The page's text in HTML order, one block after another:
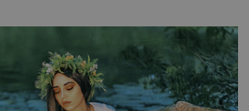
na sukni,“ zhodnotí švadlena
„Ošidili vás, podívejte.“